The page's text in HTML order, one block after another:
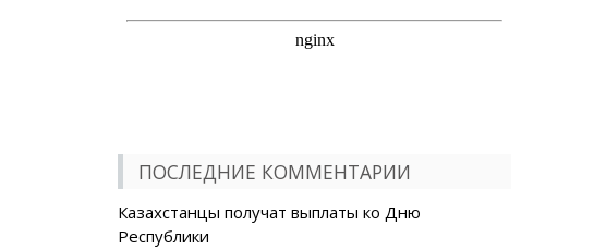
ПОСЛЕДНИЕ КОММЕНТАРИИ
Казахстанцы получат выплаты ко Дню
Республики